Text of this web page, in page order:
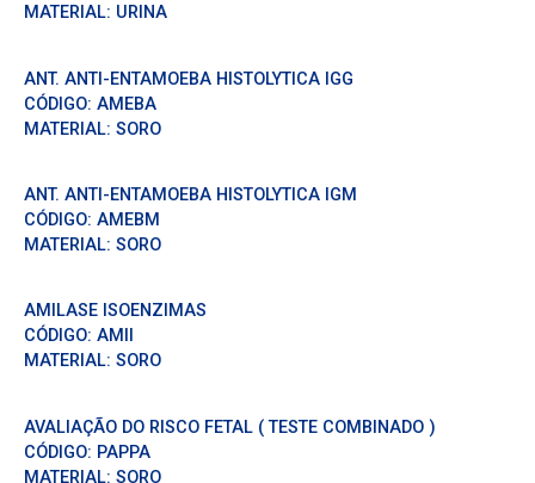
MATERIAL: URINA
ANT. ANTI-ENTAMOEBA HISTOLYTICA IGG
CÓDIGO: AMEBA
MATERIAL: SORO
ANT. ANTI-ENTAMOEBA HISTOLYTICA IGM
CÓDIGO: AMEBM
MATERIAL: SORO
AMILASE ISOENZIMAS
CÓDIGO: AMII
MATERIAL: SORO
AVALIAÇÃO DO RISCO FETAL ( TESTE COMBINADO )
CÓDIGO: PAPPA
MATERIAL: SORO